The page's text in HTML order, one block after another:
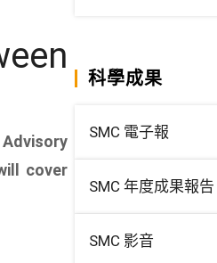
cover
科學成果
SMC 電子報
SMC 年度成果報告
SMC 影音